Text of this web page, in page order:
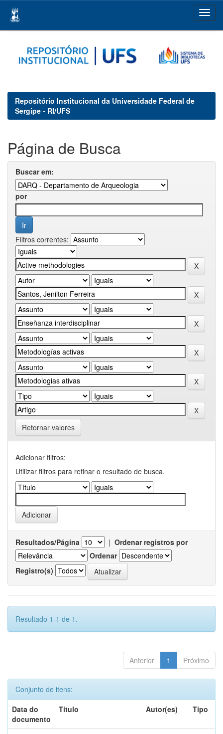
navigation
Repositório Institucional da Universidade Federal de
Sergipe - RI/UFS
Página de Busca
Buscar em:
por
Filtros correntes:
Retornar valores
Adicionar filtros:
Utilizar filtros para refinar o resultado de busca.
Resultados/Página | Ordenar registros por
Ordenar
Registro(s)
Resultado 1-1 de 1.
Anterior 1 Próximo
Conjunto de itens:
Data do
documento
Título Autor(es) Tipo